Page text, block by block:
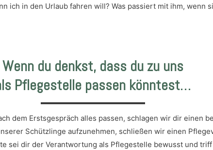
ich in den Urlaub fahren will? Was passiert mit ihm, wenn
Wenn du denkst, dass du zu uns
Pflegestelle passen könntest…
dem Erstsgespräch alles passen, schlagen wir dir einen
Schützlinge aufzunehmen, schließen wir einen
sei dir der Verantwortung als Pflegestelle bewusst und